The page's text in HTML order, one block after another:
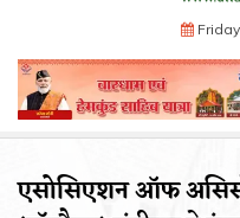
एसोसिएशन ऑफ